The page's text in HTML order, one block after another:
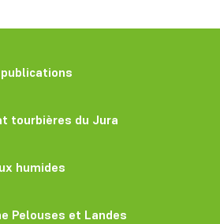
tourbières du Jura
humides
Pelouses et Landes